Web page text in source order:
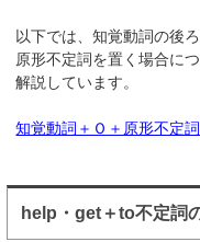
以下では、知覚動詞の後
原形不定詞を置く場合に
解説しています。
知覚動詞＋Ｏ＋原形不定詞
help・get＋to不定詞